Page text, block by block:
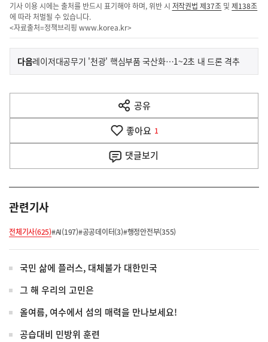
기사 이용 시에는 출처를 반드시 표기해야 하며, 위반 시 저작권법 제37조 및제138조
에 따라 처벌될 수 있습니다.
<자료출처=정책브리핑 www.korea.kr>
이
전
다
음
다음기
사
레이저대공무기 '천광' 핵심부품 국산화…1~2초 내 드론 격추
공유
열
기
좋아요 1
댓글보기
관련기사
전체기사(625)#AI(197)#공공데이터(3)#행정안전부(355)
국민 삶에 플러스, 대체불가 대한민국
그 해 우리의 고민은
올여름, 여수에서 섬의 매력을 만나보세요!
공습대비 민방위 훈련